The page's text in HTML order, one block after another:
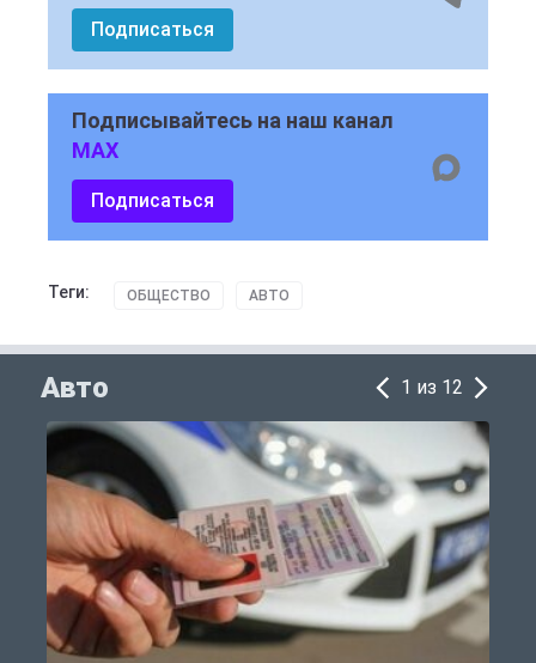
Подписаться
Подписывайтесь на наш канал
MAX
Подписаться
Теги: ОБЩЕСТВО АВТО
Авто 1 из 12